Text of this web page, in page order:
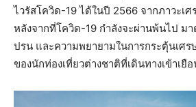
ไวรัสโควิด-19 ได้ในปี 2566 จากภาวะเ
หลังจากที่โควิด-19 กำลังจะผ่านพ้นไป ม
ปรน และความพยายามในการกระตุ้นเศร
ของนักท่องเที่ยวต่างชาติที่เดินทางเข้าเยื